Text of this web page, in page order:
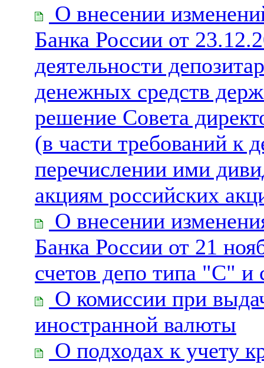
О внесении
Банка России от
деятельности
денежных средств
решение Совета
(в части требований к
перечислении ими
акциям российских
О внесении
Банка России от 21
счетов депо типа "С" и
О комиссии при
иностранной валюты
О подходах к учету